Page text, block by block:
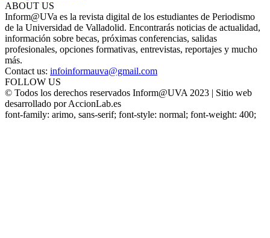
ABOUT US
Inform@UVa es la revista digital de los estudiantes de Periodismo
de la Universidad de Valladolid. Encontrarás noticias de actualidad,
información sobre becas, próximas conferencias, salidas
profesionales, opciones formativas, entrevistas, reportajes y mucho
más.
Contact us: infoinformauva@gmail.com
FOLLOW US
© Todos los derechos reservados Inform@UVA 2023 | Sitio web
desarrollado por AccionLab.es
font-family: arimo, sans-serif; font-style: normal; font-weight: 400;